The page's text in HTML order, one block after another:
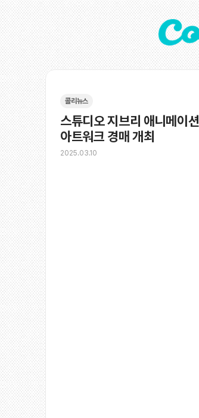
콜리뉴스
스튜디오 지브리 애니메이션
아트워크 경매 개최
2025.03.10